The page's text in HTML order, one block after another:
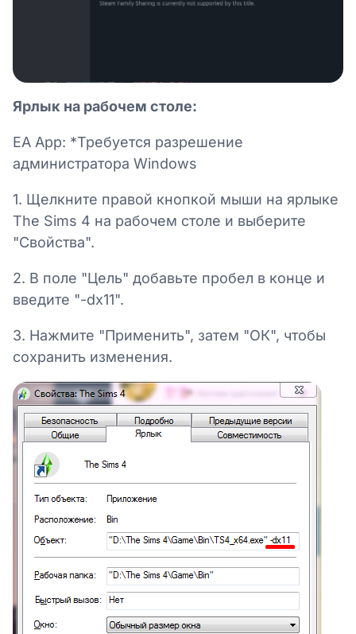
Ярлык на рабочем столе:
EA App: *Требуется разрешение
администратора Windows
1. Щелкните правой кнопкой мыши на ярлыке
The Sims 4 на рабочем столе и выберите
"Свойства".
2. В поле "Цель" добавьте пробел в конце и
введите "-dx11".
3. Нажмите "Применить", затем "ОК", чтобы
сохранить изменения.